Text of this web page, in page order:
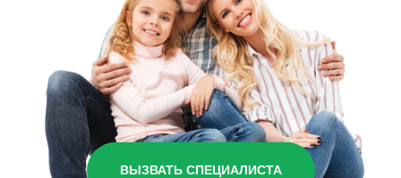
ВЫЗВАТЬ СПЕЦИАЛИСТА